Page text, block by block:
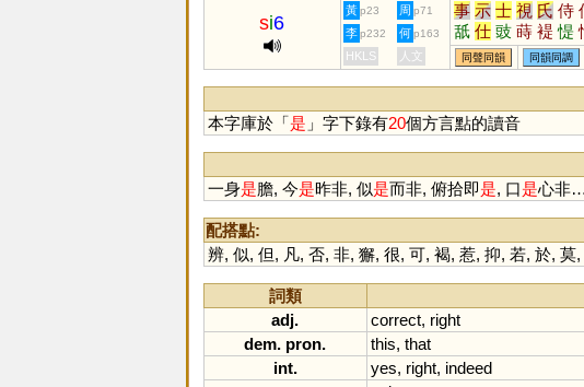
si6
黃 p23 周 p71 事 示 士 視 氏 侍
舐 仕 豉 蒔 褆 惿
沶 忕 戺 跱 諟 諡
李 p232 何 p163
HKLS 人文 同聲同韻 同韻同調
本字庫於「是 」字下錄有20個方言點的讀音
一身是膽, 今是昨非, 似是而非, 俯拾即是, 口是心非…
配搭點:
辨, 似, 但, 凡, 否, 非, 獬, 很, 可, 褐, 惹, 抑, 若, 於, 莫,
詞類
adj.
correct, right
dem. pron.
this, that
int.
yes, right, indeed